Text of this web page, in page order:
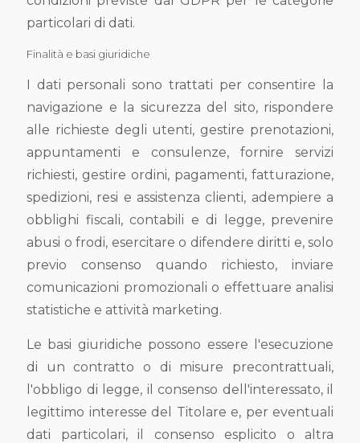
particolari di dati.
Finalità e basi giuridiche
I dati personali sono trattati per consentire la
navigazione e la sicurezza del sito, rispondere
alle richieste degli utenti, gestire prenotazioni,
appuntamenti e consulenze, fornire servizi
richiesti, gestire ordini, pagamenti, fatturazione,
spedizioni, resi e assistenza clienti, adempiere a
obblighi fiscali, contabili e di legge, prevenire
abusi o frodi, esercitare o difendere diritti e, solo
previo consenso quando richiesto, inviare
comunicazioni promozionali o effettuare analisi
statistiche e attività marketing.
Le basi giuridiche possono essere l'esecuzione
di un contratto o di misure precontrattuali,
l'obbligo di legge, il consenso dell'interessato, il
legittimo interesse del Titolare e, per eventuali
dati particolari, il consenso esplicito o altra